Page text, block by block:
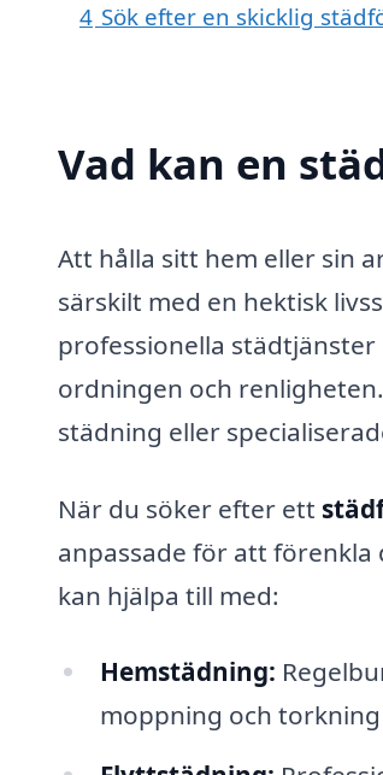
4 Sök efter en skicklig
Vad kan en
Att hålla sitt hem eller sin
särskilt med en hektisk
professionella
ordningen och
städning eller
När du söker efter ett
anpassade för att
kan hjälpa till med:
Hemstädning:
moppning och torkning